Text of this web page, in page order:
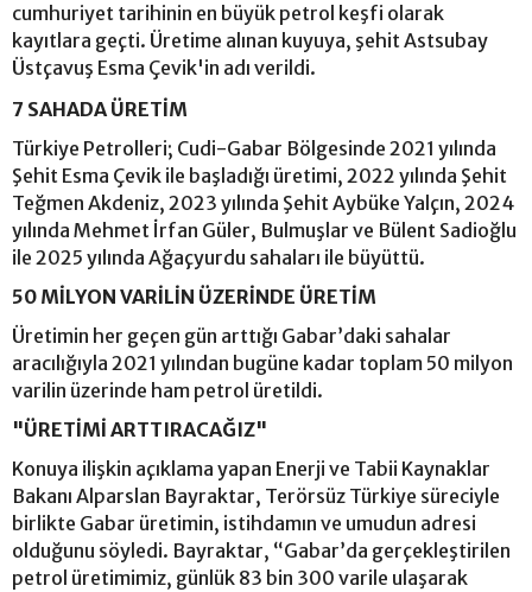
cumhuriyet tarihinin en büyük petrol keşfi olarak
kayıtlara geçti. Üretime alınan kuyuya, şehit Astsubay
Üstçavuş Esma Çevik'in adı verildi.
7 SAHADA ÜRETİM
Türkiye Petrolleri; Cudi-Gabar Bölgesinde 2021 yılında
Şehit Esma Çevik ile başladığı üretimi, 2022 yılında Şehit
Teğmen Akdeniz, 2023 yılında Şehit Aybüke Yalçın, 2024
yılında Mehmet İrfan Güler, Bulmuşlar ve Bülent Sadioğlu
ile 2025 yılında Ağaçyurdu sahaları ile büyüttü.
50 MİLYON VARİLİN ÜZERİNDE ÜRETİM
Üretimin her geçen gün arttığı Gabar’daki sahalar
aracılığıyla 2021 yılından bugüne kadar toplam 50 milyon
varilin üzerinde ham petrol üretildi.
"ÜRETİMİ ARTTIRACAĞIZ"
Konuya ilişkin açıklama yapan Enerji ve Tabii Kaynaklar
Bakanı Alparslan Bayraktar, Terörsüz Türkiye süreciyle
birlikte Gabar üretimin, istihdamın ve umudun adresi
olduğunu söyledi. Bayraktar, “Gabar’da gerçekleştirilen
petrol üretimimiz, günlük 83 bin 300 varile ulaşarak